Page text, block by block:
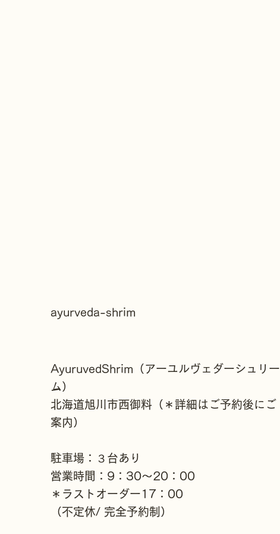
ayurveda-shrim​
AyuruvedShrim（アーユルヴェダーシュリー
ム）
北海道旭川市西御料（＊詳細はご予約後にご
案内）
駐車場：３台あり
営業時間：9：30〜20：00
＊ラストオーダー17：00
（不定休/ 完全予約制）